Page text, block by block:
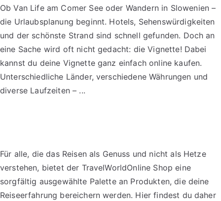
Ob Van Life am Comer See oder Wandern in Slowenien –
die Urlaubsplanung beginnt. Hotels, Sehenswürdigkeiten
und der schönste Strand sind schnell gefunden. Doch an
eine Sache wird oft nicht gedacht: die Vignette! Dabei
kannst du deine Vignette ganz einfach online kaufen.
Unterschiedliche Länder, verschiedene Währungen und
diverse Laufzeiten – ...
Für alle, die das Reisen als Genuss und nicht als Hetze
verstehen, bietet der TravelWorldOnline Shop eine
sorgfältig ausgewählte Palette an Produkten, die deine
Reiseerfahrung bereichern werden. Hier findest du daher